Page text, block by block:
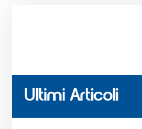
Ultimi Articoli